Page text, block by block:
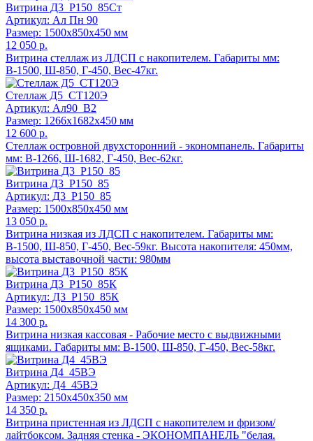
Витрина Д3_Р150_85Ст
Артикул: Ал Пн 90
Размер: 1500x850x450 мм
12 050 р.
Витрина стеллаж из ЛДСП с накопителем. Габариты мм:
В-1500, Ш-850, Г-450, Вес-47кг.
Стеллаж Д5_СТ120Э
Артикул: Ал90_В2
Размер: 1266x1682x450 мм
12 600 р.
Стеллаж островной двухсторонний - экономпанель. Габариты
мм: В-1266, Ш-1682, Г-450, Вес-62кг.
Витрина Д3_Р150_85
Артикул: Д3_Р150_85
Размер: 1500x850x450 мм
13 050 р.
Витрина низкая из ЛДСП с накопителем. Габариты мм:
В-1500, Ш-850, Г-450, Вес-59кг. Высота накопителя: 450мм,
высота выставочной части: 980мм
Витрина Д3_Р150_85К
Артикул: Д3_Р150_85К
Размер: 1500x850x450 мм
14 300 р.
Витрина низкая кассовая - Рабочие место с выдвижными
ящиками. Габариты мм: В-1500, Ш-850, Г-450, Вес-58кг.
Витрина Д4_45ВЭ
Артикул: Д4_45ВЭ
Размер: 2150x450x350 мм
14 350 р.
Витрина пристенная из ЛДСП с накопителем и фризом/
лайтбоксом. Задняя стенка - ЭКОНОМПАНЕЛЬ "белая.